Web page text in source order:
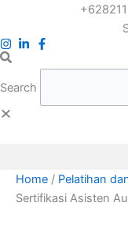
content
Search
Home / Pelatihan
Sertifikasi Asisten
Original